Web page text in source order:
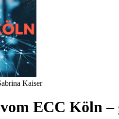
Kaiser
ECC Köln